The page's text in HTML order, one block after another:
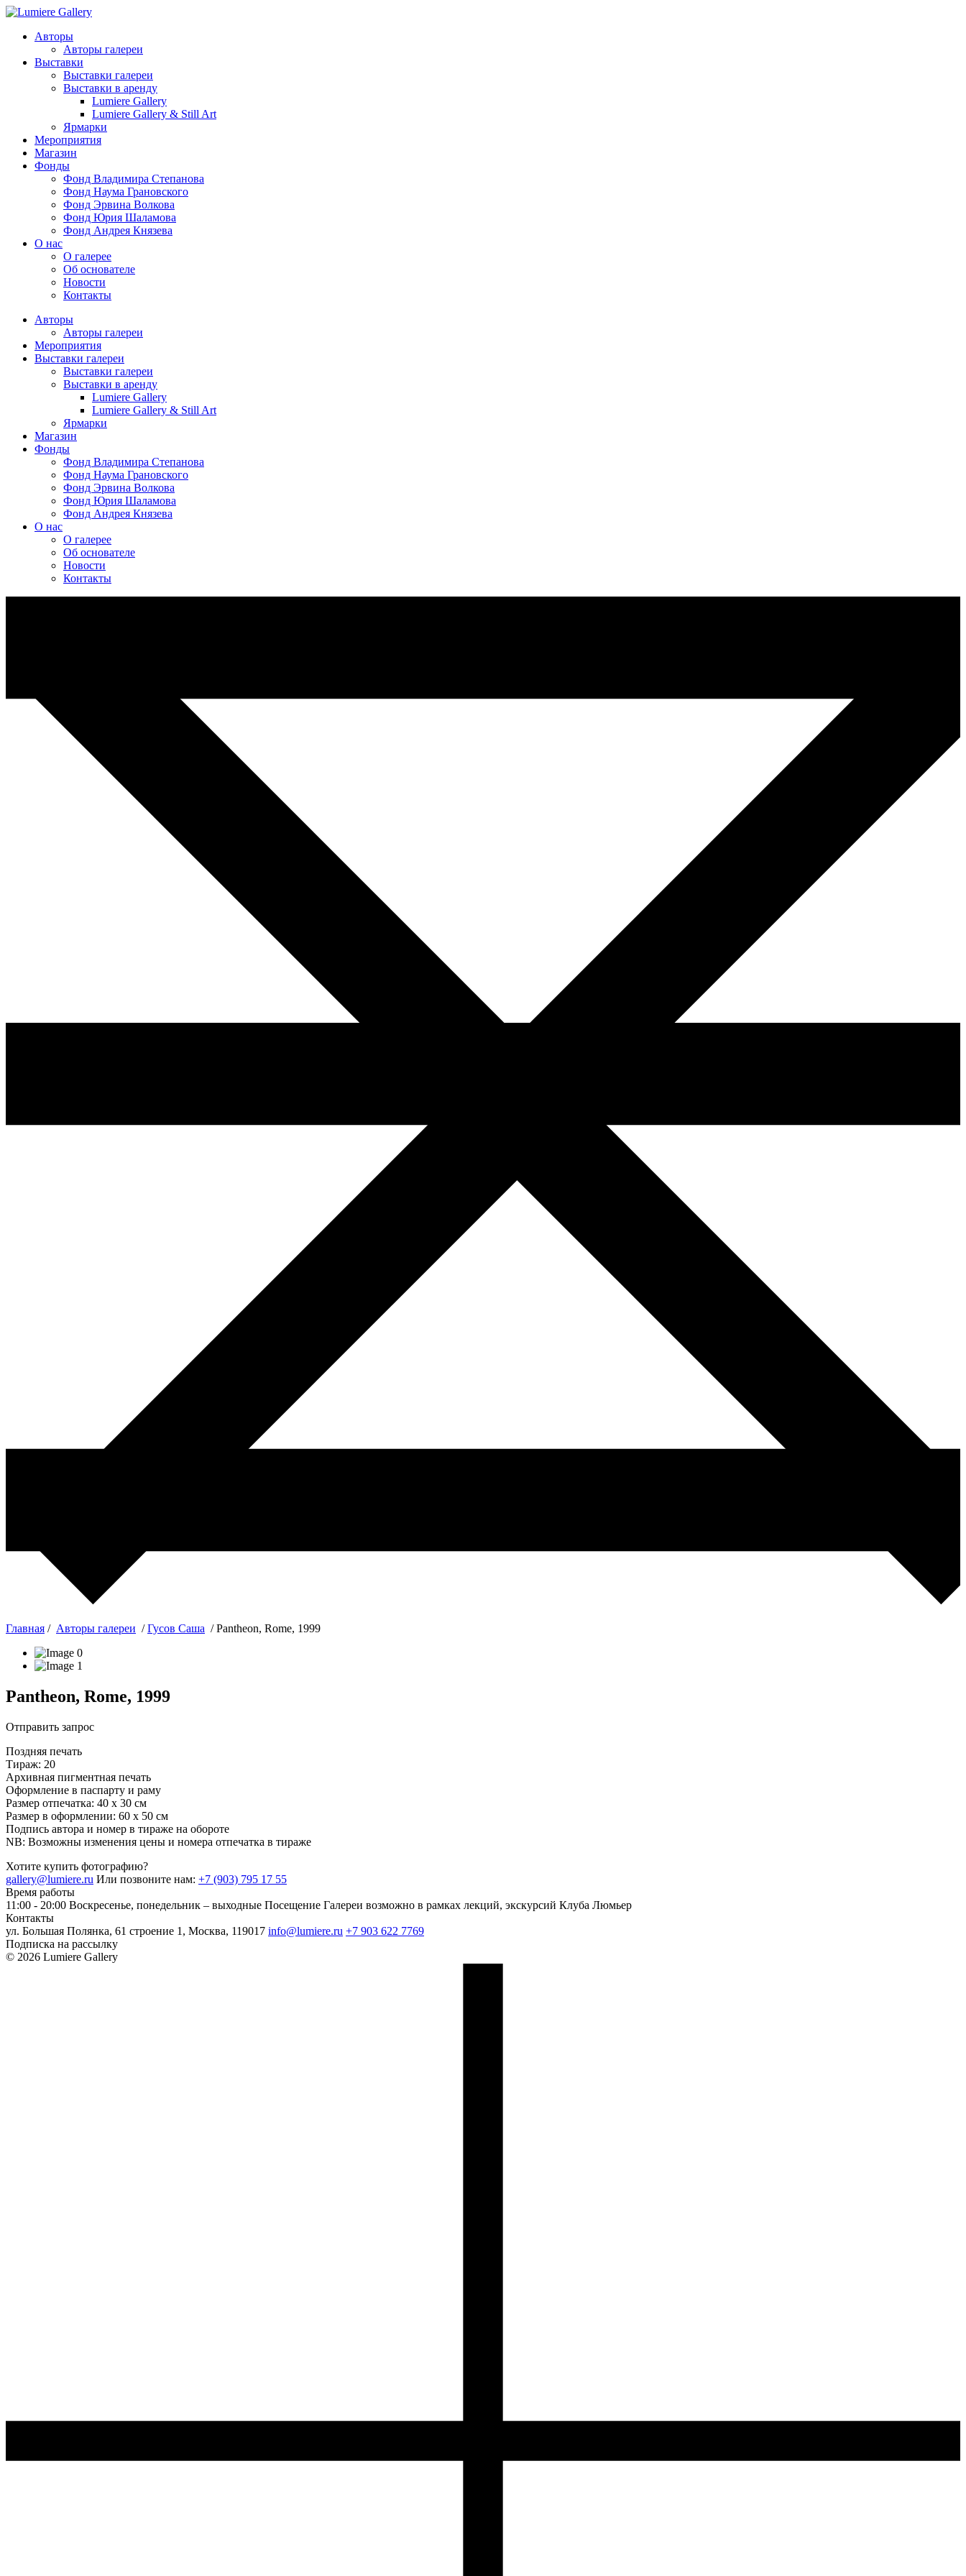
Авторы
Авторы галереи
Выставки
Выставки галереи
Выставки в аренду
Lumiere Gallery
Lumiere Gallery & Still Art
Ярмарки
Мероприятия
Магазин
Фонды
Фонд Владимира Степанова
Фонд Наума Грановского
Фонд Эрвина Волкова
Фонд Юрия Шаламова
Фонд Андрея Князева
О нас
О галерее
Об основателе
Новости
Контакты
Авторы
Авторы галереи
Мероприятия
Выставки галереи
Выставки галереи
Выставки в аренду
Lumiere Gallery
Lumiere Gallery & Still Art
Ярмарки
Магазин
Фонды
Фонд Владимира Степанова
Фонд Наума Грановского
Фонд Эрвина Волкова
Фонд Юрия Шаламова
Фонд Андрея Князева
О нас
О галерее
Об основателе
Новости
Контакты
Главная / Авторы галереи /Гусов Саша / Pantheon, Rome, 1999
Pantheon, Rome, 1999
Отправить запрос
Поздняя печать
Тираж: 20
Архивная пигментная печать
Оформление в паспарту и раму
Размер отпечатка: 40 х 30 см
Размер в оформлении: 60 х 50 см
Подпись автора и номер в тираже на обороте
NB: Возможны изменения цены и номера отпечатка в тираже
Хотите купить фотографию?
gallery@lumiere.ru Или позвоните нам: +7 (903) 795 17 55
Время работы
11:00 - 20:00 Воскресенье, понедельник – выходные Посещение Галереи возможно в рамках лекций, экскурсий Клуба Люмьер
Контакты
ул. Большая Полянка, 61 строение 1, Москва, 119017 info@lumiere.ru +7 903 622 7769
Подписка на рассылку
© 2026 Lumiere Gallery